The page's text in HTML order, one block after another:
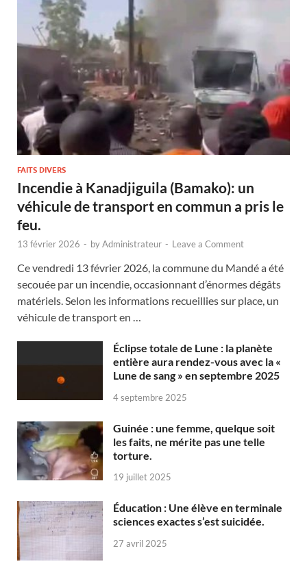
FAITS DIVERS
Incendie à Kanadjiguila (Bamako): un
véhicule de transport en commun a pris le
feu.
13 février 2026 - byAdministrateur - Leave a Comment
Ce vendredi 13 février 2026, la commune du Mandé a été
secouée par un incendie, occasionnant d’énormes dégâts
matériels. Selon les informations recueillies sur place, un
véhicule de transport en …
Éclipse totale de Lune : la planète
entière aura rendez-vous avec la «
Lune de sang » en septembre 2025
4 septembre 2025
Guinée : une femme, quelque soit
les faits, ne mérite pas une telle
torture.
19 juillet 2025
Éducation : Une élève en terminale
sciences exactes s’est suicidée.
27 avril 2025